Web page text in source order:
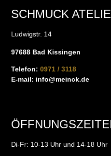
SCHMUCK
Ludwigstr. 14
97688 Bad Kissingen
Telefon: 0971 / 3118
E-mail: info@meinck.de
Di-Fr: 10-13 Uhr und 14-18 Uhr